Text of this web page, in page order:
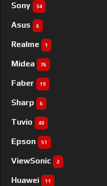
Sony 34
Asus 6
Realme 1
Midea 76
Faber 19
Sharp 6
Tuvio 40
Epson 51
ViewSonic 2
Huawei 11